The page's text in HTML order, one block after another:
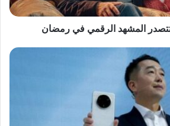
المشهد الرقمي في رمضان